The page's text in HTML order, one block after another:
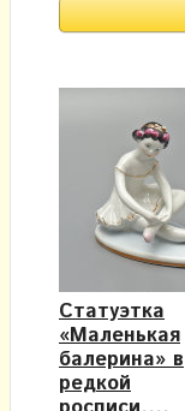
Статуэтка
«Маленькая
балерина» в
редкой